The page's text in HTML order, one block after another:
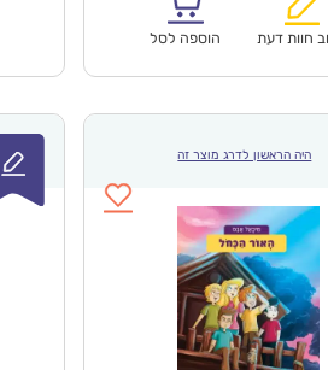
₪64.00.
חוות דעת
הוספה לסל
היה הראשון לדרג מוצר זה